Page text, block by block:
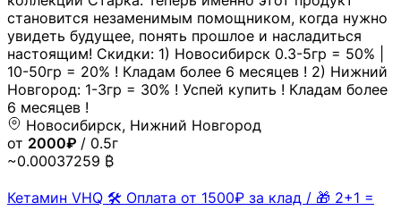
становится незаменимым помощником, когда нужно
увидеть будущее, понять прошлое и насладиться
настоящим! Скидки: 1) Новосибирск 0.3-5гр = 50% |
10-50гр = 20% ! Кладам более 6 месяцев ! 2) Нижний
Новгород: 1-3гр = 30% ! Успей купить ! Кладам более
6 месяцев !
Новосибирск, Нижний Новгород
от 2000₽ / 0.5г
~0.00037259 ₿
Кетамин VHQ 🛠 Оплата от 1500₽ за клад / 🎁 2+1 =